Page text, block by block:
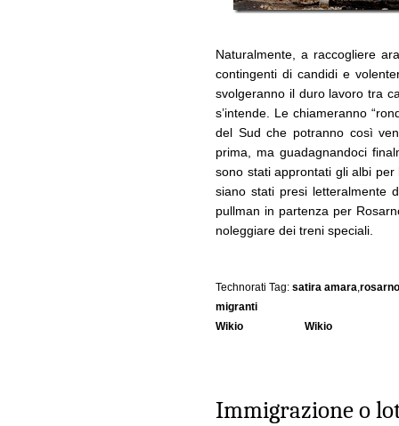
Naturalmente, a raccogliere
contingenti di candidi e
svolgeranno il duro lavoro tra
s’intende. Le chiameranno
del Sud che potranno così
prima, ma guadagnandoci
sono stati approntati gli albi per
siano stati presi letteralmente
pullman in partenza per
noleggiare dei treni speciali.
Technorati Tag: satira amara,rosarno
migranti
Wikio
Wikio
Immigrazione o